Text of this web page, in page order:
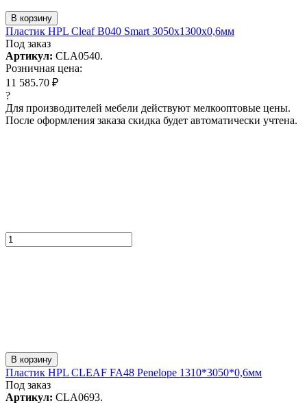
В корзину
Пластик HPL Cleaf B040 Smart 3050x1300x0,6мм
Под заказ
Артикул: CLA0540.
Розничная цена:
11 585.70 ₽
?
Для производителей мебели действуют мелкооптовые цены.
После оформления заказа скидка будет автоматически учтена.
В корзину
Пластик HPL CLEAF FA48 Penelope 1310*3050*0,6мм
Под заказ
Артикул: CLA0693.